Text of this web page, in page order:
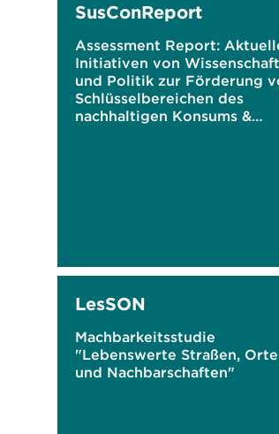
SusConReport
Assessment Report:
Initiativen von Wissenschaft
und Politik zur Förderung
Schlüsselbereichen des
nachhaltigen Konsums &
LesSON
Machbarkeitsstudie
"Lebenswerte Straßen, Orte
und Nachbarschaften"